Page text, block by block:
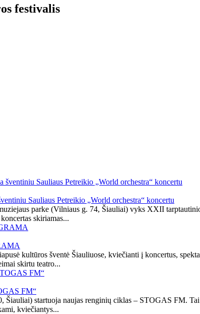
festivalis
Sauliaus Petreikio „World orchestra“ koncertu
parke (Vilniaus g. 74, Šiauliai) vyks XXII
skiriamas...
kultūros šventė Šiauliuose, kviečianti į koncertus,
skirtu teatro...
FM“
startuoja naujas renginių ciklas – STOGAS FM.
kviečiantys...